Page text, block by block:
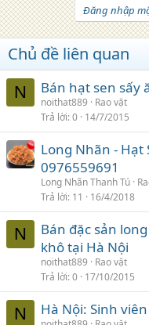
Đăng nhập
Chủ đề liên quan
N Bán hạt sen sấy
noithat889
Rao vặt
Trả lời 0 14/7/2015
Long Nhãn - Hạt
0976559691
Long Nhãn Thanh Tú
Trả lời 11 16/4/2018
N
Bán đặc sản
khô tại Hà Nội
noithat889
Rao vặt
Trả lời 0 17/10/2015
N Hà Nội: Sinh